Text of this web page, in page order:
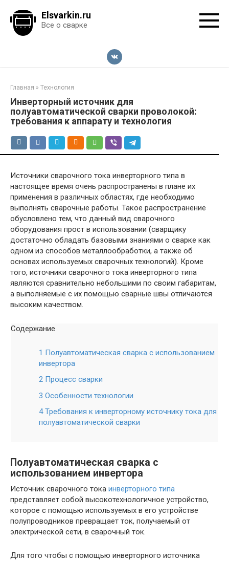
контенту
Elsvarkin.ru
Все о сварке
Главная » Технология
Инверторный источник для
полуавтоматической сварки проволокой:
требования к аппарату и технология
Источники сварочного тока инверторного типа в
настоящее время очень распространены в плане их
применения в различных областях, где необходимо
выполнять сварочные работы. Такое распространение
обусловлено тем, что данный вид сварочного
оборудования прост в использовании (сварщику
достаточно обладать базовыми знаниями о сварке как
одном из способов металлообработки, а также об
основах используемых сварочных технологий). Кроме
того, источники сварочного тока инверторного типа
являются сравнительно небольшими по своим габаритам,
а выполняемые с их помощью сварные швы отличаются
высоким качеством.
Содержание
1 Полуавтоматическая сварка с использованием
инвертора
2 Процесс сварки
3 Особенности технологии
4 Требования к инверторному источнику тока для
полуавтоматической сварки
Полуавтоматическая сварка с
использованием инвертора
Источник сварочного тока инверторного типа
представляет собой высокотехнологичное устройство,
которое с помощью используемых в его устройстве
полупроводников превращает ток, получаемый от
электрической сети, в сварочный ток.
Для того чтобы с помощью инверторного источника